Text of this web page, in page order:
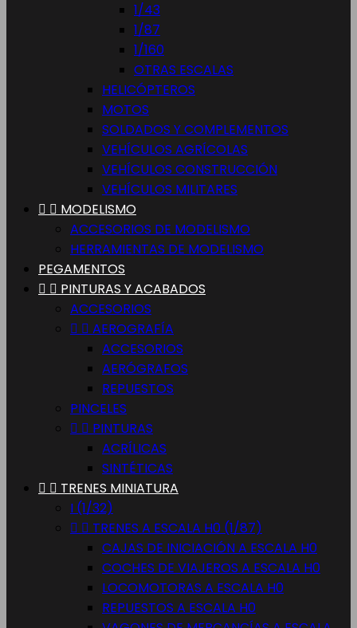
1/43
1/87
1/160
OTRAS ESCALAS
HELICÓPTEROS
MOTOS
SOLDADOS Y COMPLEMENTOS
VEHÍCULOS AGRÍCOLAS
VEHÍCULOS CONSTRUCCIÓN
VEHÍCULOS MILITARES
  MODELISMO
ACCESORIOS DE MODELISMO
HERRAMIENTAS DE MODELISMO
PEGAMENTOS
  PINTURAS Y ACABADOS
ACCESORIOS
  AEROGRAFÍA
ACCESORIOS
AERÓGRAFOS
REPUESTOS
PINCELES
  PINTURAS
ACRÍLICAS
SINTÉTICAS
  TRENES MINIATURA
I (1/32)
  TRENES A ESCALA H0 (1/87)
CAJAS DE INICIACIÓN A ESCALA H0
COCHES DE VIAJEROS A ESCALA H0
LOCOMOTORAS A ESCALA H0
REPUESTOS A ESCALA H0